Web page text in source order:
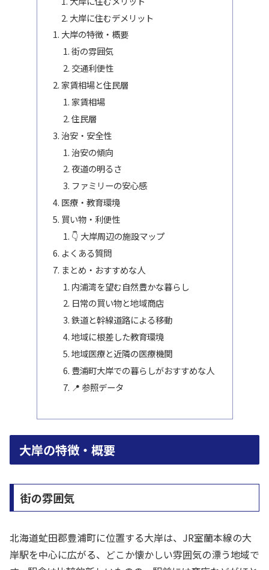
大岸に住むデメリット
大岸の特徴・概要
街の雰囲気
交通利便性
家賃相場と住民層
家賃相場
住民層
治安・安全性
治安の傾向
夜道の明るさ
ファミリーの安心感
医療・教育環境
買い物・利便性
👇 大岸周辺の施設マップ
よくある質問
まとめ・おすすめな人
内浦湾を望む自然豊かな暮らし
日常の買い物と地域商店
鉄道と幹線道路による移動
地域に根差した教育環境
地域医療と近隣の医療機関
豊浦町大岸での暮らしがおすすめな人
📍 参照データ
大岸の特徴・概要
街の雰囲気
北海道虻田郡豊浦町に位置する大岸は、JR室蘭本線の大
岸駅を中心に広がる、どこか懐かしい雰囲気の漂う地域で